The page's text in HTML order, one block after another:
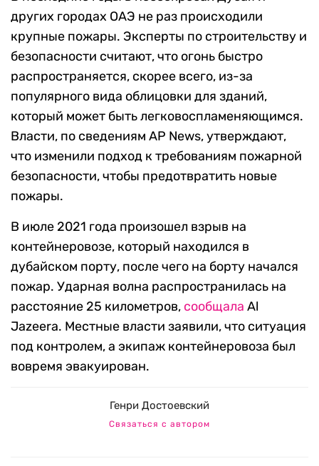
других городах ОАЭ не раз происходили
крупные пожары. Эксперты по строительству и
безопасности считают, что огонь быстро
распространяется, скорее всего, из-за
популярного вида облицовки для зданий,
который может быть легковоспламеняющимся.
Власти, по сведениям АР News, утверждают,
что изменили подход к требованиям пожарной
безопасности, чтобы предотвратить новые
пожары.
В июле 2021 года произошел взрыв на
контейнеровозе, который находился в
дубайском порту, после чего на борту начался
пожар. Ударная волна распространилась на
расстояние 25 километров, сообщала Al
Jazeera. Местные власти заявили, что ситуация
под контролем, а экипаж контейнеровоза был
вовремя эвакуирован.
Генри Достоевский
Связаться с автором